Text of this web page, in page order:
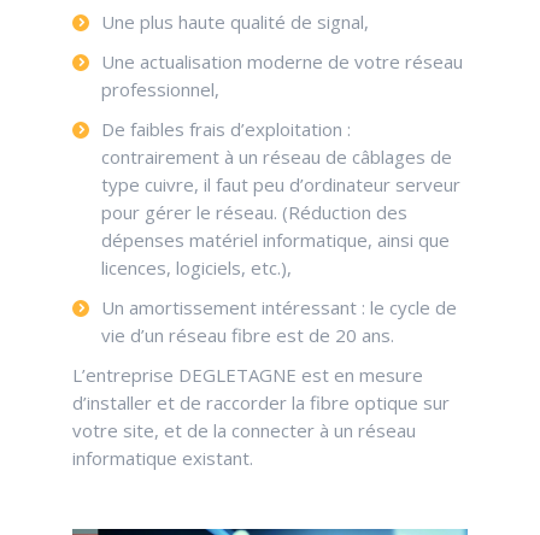
Une plus haute qualité de signal,
Une actualisation moderne de votre réseau
professionnel,
De faibles frais d’exploitation :
contrairement à un réseau de câblages de
type cuivre, il faut peu d’ordinateur serveur
pour gérer le réseau. (Réduction des
dépenses matériel informatique, ainsi que
licences, logiciels, etc.),
Un amortissement intéressant : le cycle de
vie d’un réseau fibre est de 20 ans.
L’entreprise DEGLETAGNE est en mesure
d’installer et de raccorder la fibre optique sur
votre site, et de la connecter à un réseau
informatique existant.